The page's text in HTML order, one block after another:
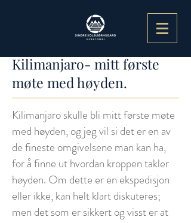
Kilimanjaro- mitt første
møte med høyden.
Kilimanjaro skulle bli mitt første møte
med høyden, og jeg vil si det er en av
de fineste omgivelsene man kan ha,
for å finne ut hvordan kroppen takler
høyden. Om dette er en ekspedisjon
eller ikke, kan helt klart diskuteres;
men det som er sikkert og visst er at